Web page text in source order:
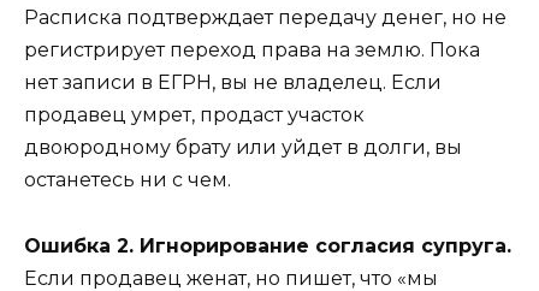
Расписка подтверждает передачу денег, но не
регистрирует переход права на землю. Пока
нет записи в ЕГРН, вы не владелец. Если
продавец умрет, продаст участок
двоюродному брату или уйдет в долги, вы
останетесь ни с чем.
Ошибка 2. Игнорирование согласия супруга.
Если продавец женат, но пишет, что «мы